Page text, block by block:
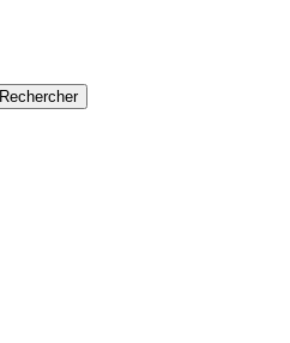
Rechercher